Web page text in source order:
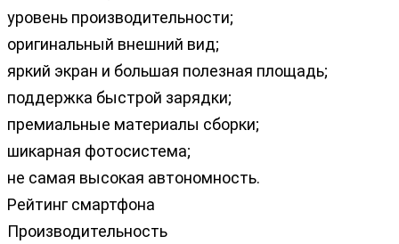
уровень производительности;
оригинальный внешний вид;
яркий экран и большая полезная площадь;
поддержка быстрой зарядки;
премиальные материалы сборки;
шикарная фотосистема;
не самая высокая автономность.
Рейтинг смартфона
Производительность